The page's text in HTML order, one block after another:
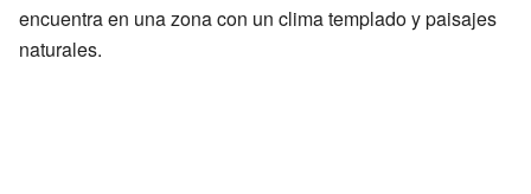
encuentra en una zona con un clima templado y paisajes
naturales.